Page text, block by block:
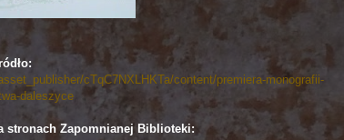
cTqC7NXLHKTa/content/premiera-monografii-
daleszyce
stronach Zapomnianej Biblioteki: